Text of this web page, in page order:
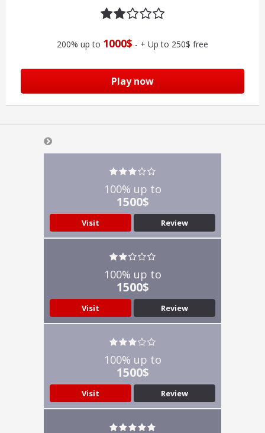
200% up to 1000$ - + Up to 250$ free
Play now
100% up to
1500$
Visit Review
100% up to
1500$
Visit Review
100% up to
1500$
Visit Review